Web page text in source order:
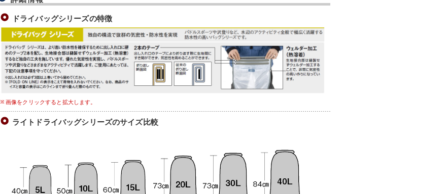
ドライバッグシリーズの特徴
画像をクリックすると拡大します。
ライトドライバッグシリーズのサイズ比較